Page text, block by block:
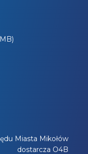
Miasta Mikołów
dostarcza O4B